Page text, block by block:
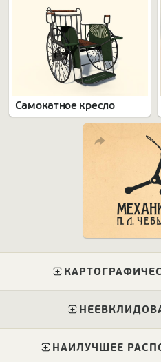
Самокатное кресло
НАИЛУЧШЕЕ